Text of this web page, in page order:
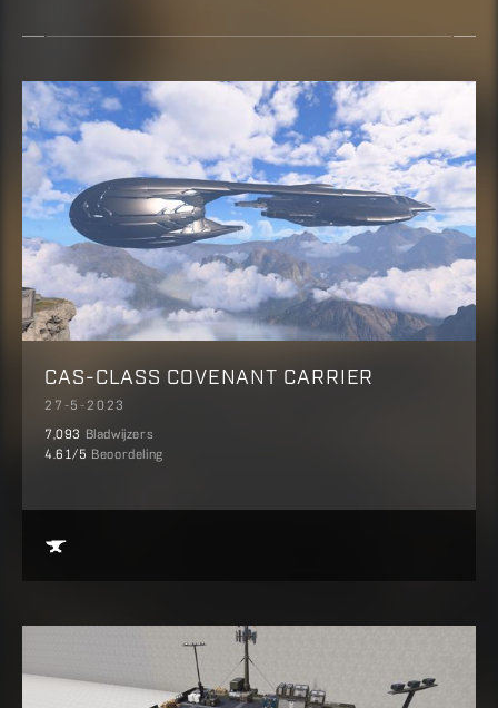
CAS-CLASS COVENANT CARRIER
27-5-2023
7,093
Bladwijzers
4.61/5 Beoordeling